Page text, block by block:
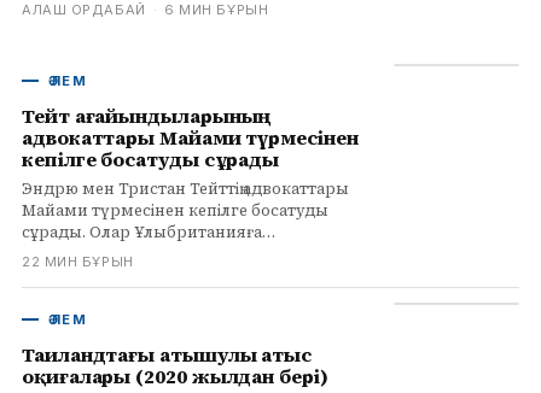
АЛАШ ОРДАБАЙ · 6 МИН БҰРЫН
ӘЛЕМ
Тейт ағайындыларының
адвокаттары Майами түрмесінен
кепілге босатуды сұрады
Эндрю мен Тристан Тейттің адвокаттары
Майами түрмесінен кепілге босатуды
сұрады. Олар Ұлыбританияға
экстрадициялауға қарсы күресіп жатыр.
22 МИН БҰРЫН
ӘЛЕМ
Таиландтағы атышулы атыс
оқиғалары (2020 жылдан бері)